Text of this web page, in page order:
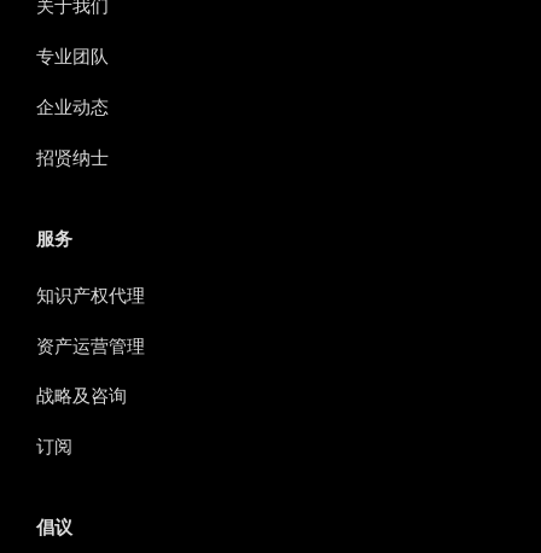
关于我们
专业团队
企业动态
招贤纳士
服务
知识产权代理
资产运营管理
战略及咨询
订阅
倡议